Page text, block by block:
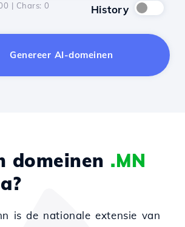
| Chars: 0 History
Genereer AI-domeinen
domeinen .MN
is de nationale extensie van